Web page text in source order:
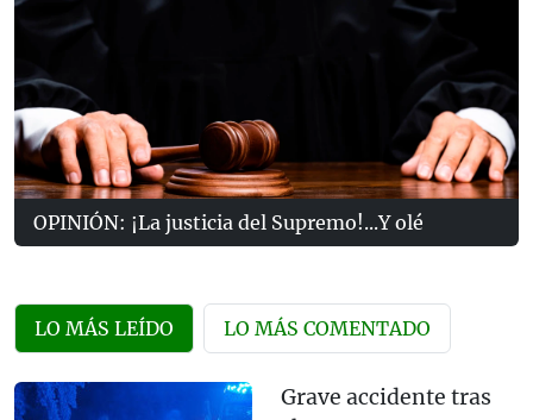
OPINIÓN: ¡La justicia del Supremo!...Y olé
LO MÁS LEÍDO LO MÁS COMENTADO
Grave accidente tras